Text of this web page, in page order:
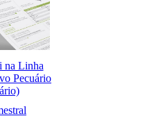
na Linha
Pecuário